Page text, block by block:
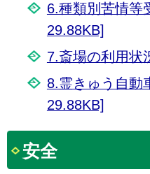
6.種類別苦情等
29.88KB]
7.斎場の利用状
8.霊きゅう自動
29.88KB]
安全